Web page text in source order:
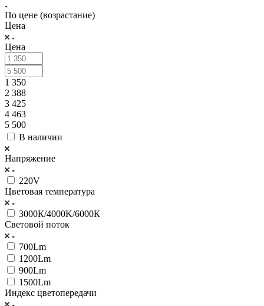
По цене (возрастание)
Цена
Цена
1 350
2 388
3 425
4 463
5 500
В наличии
Напряжение
220V
Цветовая температура
3000К/4000K/6000К
Световой поток
700Lm
1200Lm
900Lm
1500Lm
Индекс цветопередачи